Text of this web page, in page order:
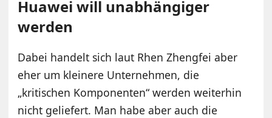
Huawei will unabhängiger
werden
Dabei handelt sich laut Rhen Zhengfei aber
eher um kleinere Unternehmen, die
„kritischen Komponenten“ werden weiterhin
nicht geliefert. Man habe aber auch die